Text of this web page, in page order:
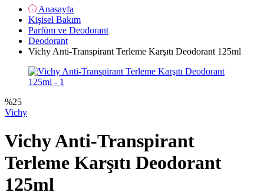
Anasayfa
Kişisel Bakım
Parfüm ve Deodorant
Deodorant
Vichy Anti-Transpirant Terleme Karşıtı Deodorant 125ml
%25
Vichy
Vichy Anti-Transpirant
Terleme Karşıtı Deodorant
125ml